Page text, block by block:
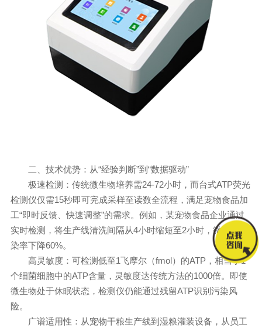
二、技术优势：从“经验判断”到“数据驱动”
极速检测：传统微生物培养需24-72小时，而台式ATP荧光
检测仪仅需15秒即可完成采样至读数全流程，满足宠物食品加
工“即时反馈、快速调整”的需求。例如，某宠物食品企业通过
实时检测，将生产线清洗间隔从4小时缩短至2小时，微生物污
染率下降60%。
高灵敏度：可检测低至1飞摩尔（fmol）的ATP，相当于1
个细菌细胞中的ATP含量，灵敏度达传统方法的1000倍。即使
微生物处于休眠状态，检测仪仍能通过残留ATP识别污染风
险。
广谱适用性：从宠物干粮生产线到湿粮灌装设备，从员工